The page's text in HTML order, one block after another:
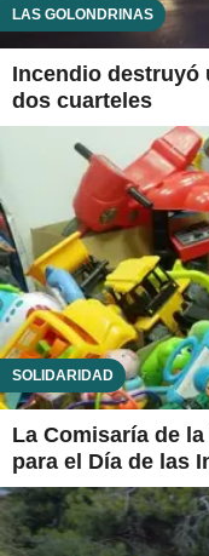
LAS GOLONDRINAS
Incendio destruyó
dos cuarteles
SOLIDARIDAD
La Comisaría de
para el Día de las